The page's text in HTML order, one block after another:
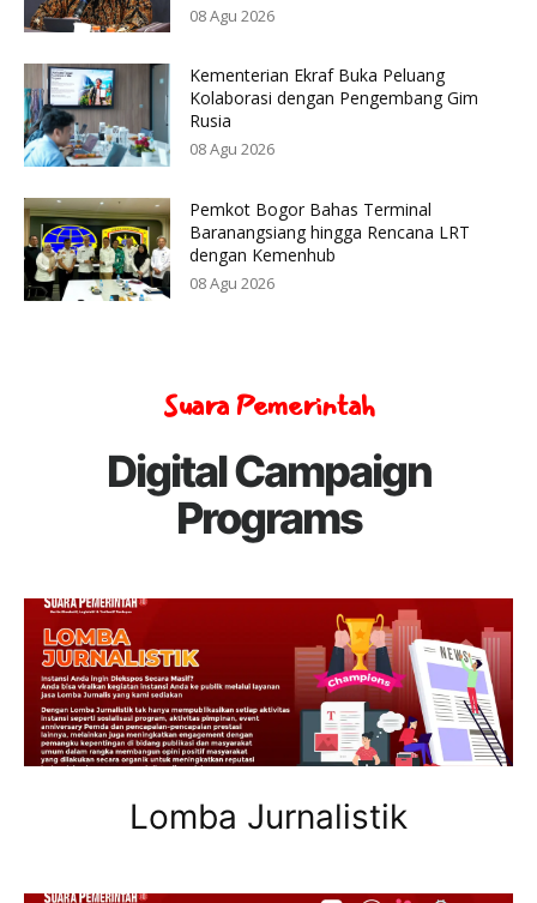
08 Agu 2026
Kementerian Ekraf Buka Peluang
Kolaborasi dengan Pengembang Gim
Rusia
08 Agu 2026
Pemkot Bogor Bahas Terminal
Baranangsiang hingga Rencana LRT
dengan Kemenhub
08 Agu 2026
Suara Pemerintah
Digital Campaign
Programs
Lomba Jurnalistik